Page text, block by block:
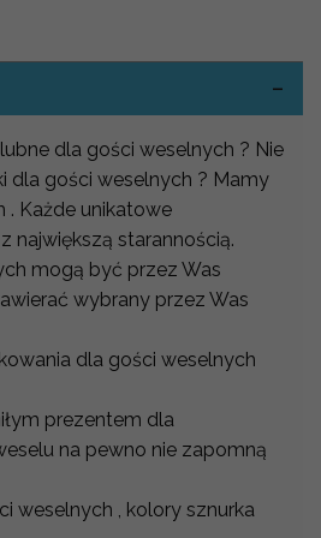
dla gości weselnych ? Nie
dla gości weselnych ? Mamy
. Każde unikatowe
największą starannością.
mogą być przez Was
wybrany przez Was
dla gości weselnych
prezentem dla
na pewno nie zapomną
weselnych , kolory sznurka